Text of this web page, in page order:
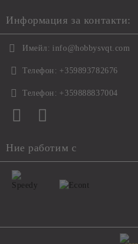
Информация за контакти:
Имейл: info@hobbysvqt.com
Телефон: +359893782676
Телефон: +359888837004
Ние работим с